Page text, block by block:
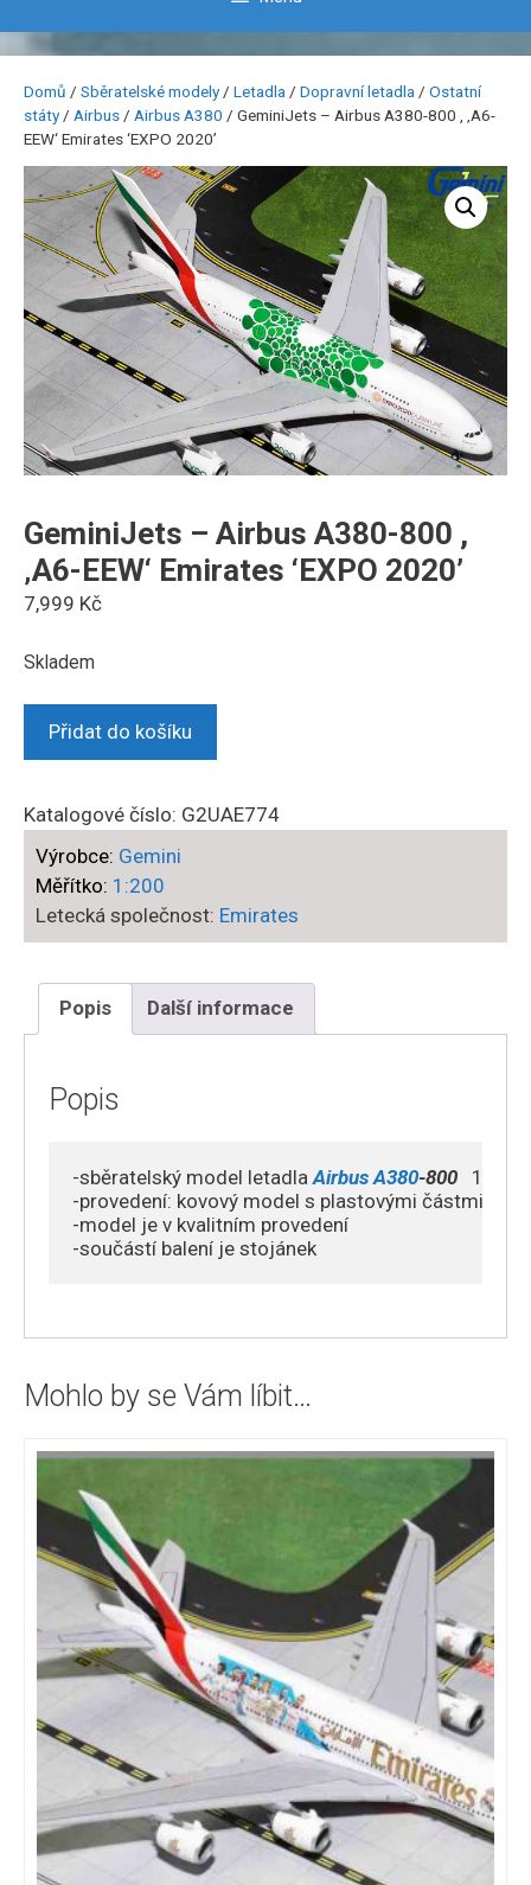
Domů / Sběratelské modely / Letadla / Dopravní letadla / Ostatní
státy / Airbus / Airbus A380 / GeminiJets – Airbus A380-800 , ‚A6-
EEW‘ Emirates ‘EXPO 2020’
GeminiJets – Airbus A380-800 ,
‚A6-EEW‘ Emirates ‘EXPO 2020’
7,999 Kč
Skladem
A380-
800
'A6-
EEW'
‘EXPO
2020’
množství
Přidat do košíku
Katalogové číslo: G2UAE774
Výrobce: Gemini
Měřítko: 1:200
Letecká společnost: Emirates
Popis Další informace
Popis
-sběratelský model letadla Airbus A380-800
   1/200
-provedení: kovový model s plastovými částmi
-model je v kvalitním provedení
-součástí balení je stojánek
Mohlo by se Vám líbit…